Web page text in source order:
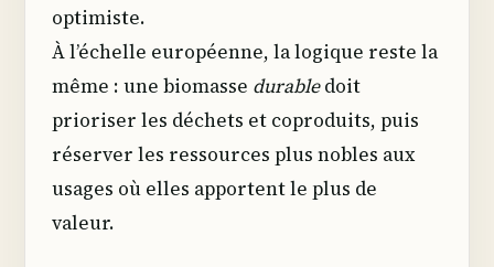
optimiste.
À l’échelle européenne, la logique reste la
même : une biomasse durabledoit
prioriser les déchets et coproduits, puis
réserver les ressources plus nobles aux
usages où elles apportent le plus de
valeur.